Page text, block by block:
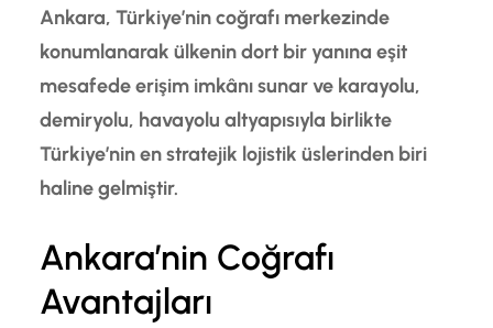
Ankara, Türkiye’nin coğrafı merkezinde
konumlanarak ülkenin dort bir yanına eşit
mesafede erişim imkânı sunar ve karayolu,
demiryolu, havayolu altyapısıyla birlikte
Türkiye’nin en stratejik lojistik üslerinden biri
haline gelmiştir.
Ankara’nin Coğrafı
Avantajları